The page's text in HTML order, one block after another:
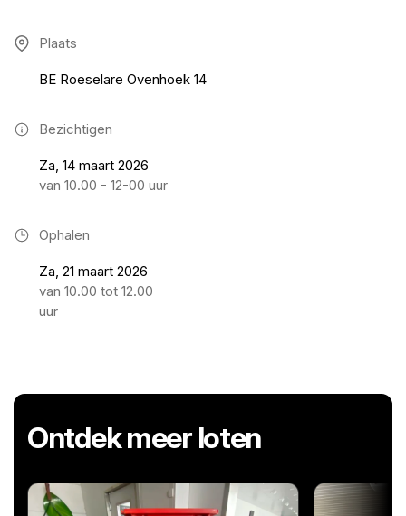
Plaats
BE Roeselare Ovenhoek 14
Bezichtigen
Za, 14 maart 2026
van 10.00 - 12-00 uur
Ophalen
Za, 21 maart 2026
van 10.00 tot 12.00
uur
Ontdek meer loten